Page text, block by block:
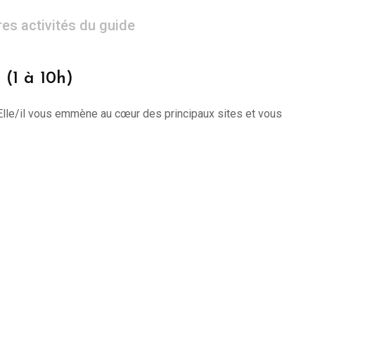
activités du guide
à 10h)
il vous emmène au cœur des principaux sites et vous